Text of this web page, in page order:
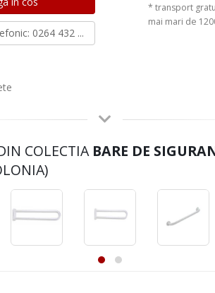
: 0264 432 ...
* transport
mai mari de
COLECTIA BARE DE